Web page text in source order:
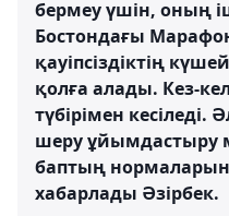
бермеу үшін, оның
Бостондағы
қауіпсіздіктің
қолға алады. Кез-
түбірімен кесіледі.
шеру ұйымдастыру
баптың нормаларын
хабарлады Әзірбек.